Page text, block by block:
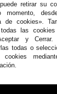
623 23
Atendemos
44 45 43/
Avenida Plaza
retirar su
momento,
de cookies».
las cookies
y
todas o